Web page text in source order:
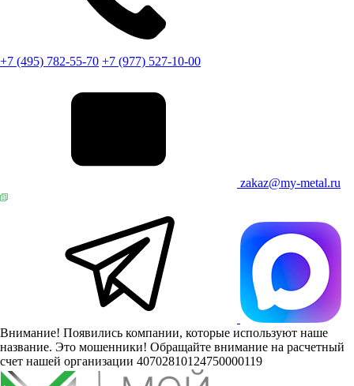
+7 (495) 782-55-70 +7 (977) 527-10-00
zakaz@my-metal.ru
Внимание! Появились компании, которые используют наше
название. Это мошенники! Обращайте внимание на расчетный
счет нашей организации 40702810124750000119